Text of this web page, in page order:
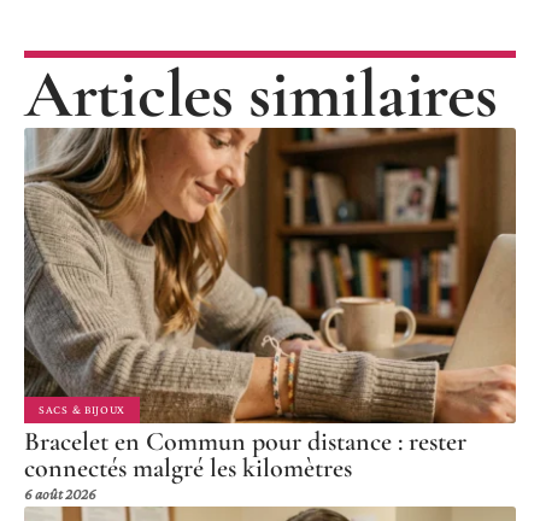
Articles similaires
SACS & BIJOUX
Bracelet en Commun pour distance : rester
connectés malgré les kilomètres
6 août 2026